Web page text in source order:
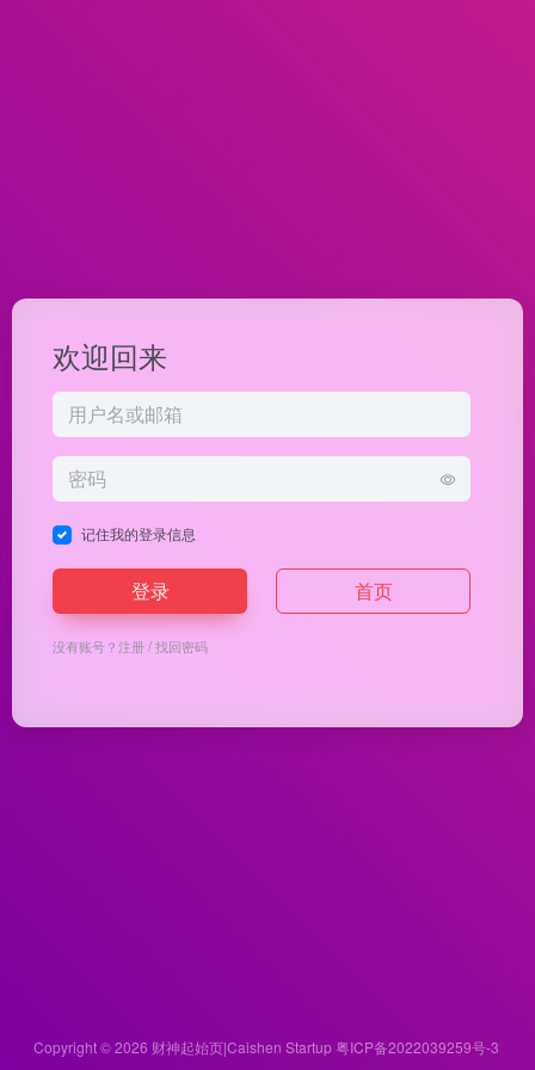
欢迎回来
记住我的登录信息
登录 首页
没有账号？注册/找回密码
Copyright © 2026 财神起始页|Caishen Startup 粤ICP备2022039259号-3